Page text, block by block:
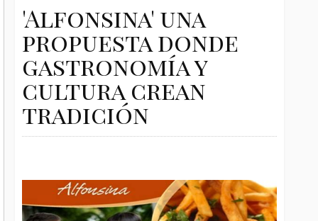
'Alfonsina' una
propuesta donde
gastronomía y
cultura crean
tradición